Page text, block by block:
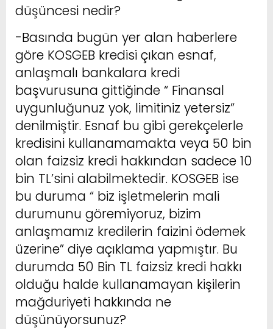
düşüncesi nedir?
-Basında bugün yer alan haberlere
göre KOSGEB kredisi çıkan esnaf,
anlaşmalı bankalara kredi
başvurusuna gittiğinde “ Finansal
uygunluğunuz yok, limitiniz yetersiz”
denilmiştir. Esnaf bu gibi gerekçelerle
kredisini kullanamamakta veya 50 bin
olan faizsiz kredi hakkından sadece 10
bin TL’sini alabilmektedir. KOSGEB ise
bu duruma “ biz işletmelerin mali
durumunu göremiyoruz, bizim
anlaşmamız kredilerin faizini ödemek
üzerine” diye açıklama yapmıştır. Bu
durumda 50 Bin TL faizsiz kredi hakkı
olduğu halde kullanamayan kişilerin
mağduriyeti hakkında ne
düşünüyorsunuz?